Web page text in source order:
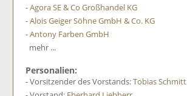
-Agora SE & Co Großhandel KG
-Alois Geiger Söhne GmbH & Co. KG
-Antony Farben GmbH
mehr ...
Personalien:
- Vorsitzender des Vorstands:Tobias Schmitt